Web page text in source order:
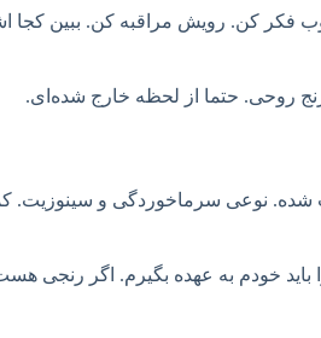
فکر کن. رویش مراقبه کن. ببین کجا
روحی. حتما از لحظه خارج شده‌ای.
نوعی سرماخوردگی و سینوزیت.
خودم به عهده بگیرم. اگر رنجی